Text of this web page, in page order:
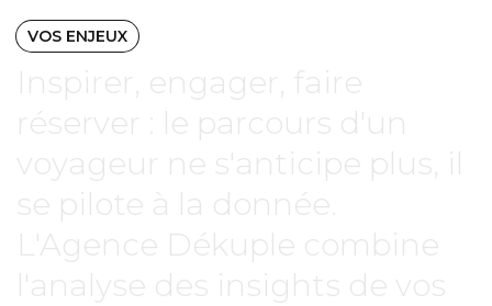
VOS ENJEUX
Inspirer, engager, faire
réserver : le parcours d'un
voyageur ne s'anticipe plus, il
se pilote à la donnée.
L'Agence Dékuple combine
l'analyse des insights de vos